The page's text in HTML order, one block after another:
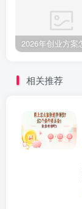
相关推荐